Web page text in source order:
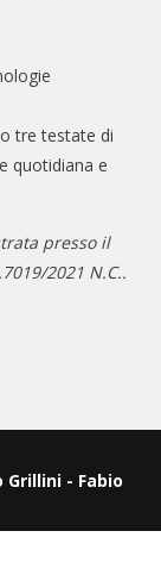
tre testate di
quotidiana e
presso il
2021 N.C..
Grillini - Fabio